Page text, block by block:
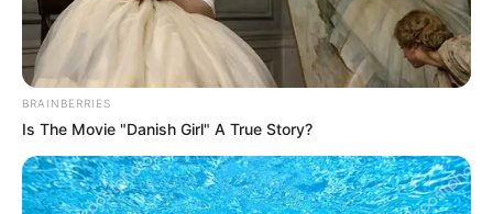
Εύβοια: Θλίψη για γνωστό επαγγελματία που
έφυγε από την ζωή
ΣΟΚ: Γυναίκα έπεσε από την υψηλή γέφυρα
Εύβοια: Θλίψη για γνωστό επαγγελματία που
BRAINBERRIES
Is The Movie "Danish Girl" A True Story?